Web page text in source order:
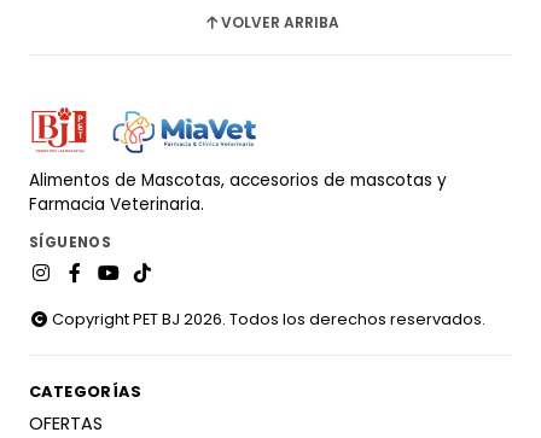
VOLVER ARRIBA
Alimentos de Mascotas, accesorios de mascotas y
Farmacia Veterinaria.
SÍGUENOS
Copyright PET BJ 2026. Todos los derechos reservados.
CATEGORÍAS
OFERTAS